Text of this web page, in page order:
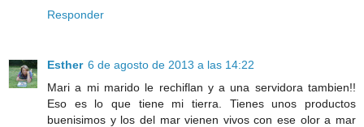
Responder
Esther 6 de agosto de 2013 a las 14:22
Mari a mi marido le rechiflan y a una servidora tambien!!
Eso es lo que tiene mi tierra. Tienes unos productos
buenisimos y los del mar vienen vivos con ese olor a mar